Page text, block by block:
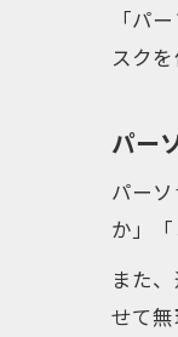
「パ
スク
パー
パー
か」
また
せて